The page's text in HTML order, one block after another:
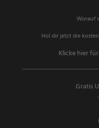
Worauf
Hol dir jetzt die
Klicke hier
Gratis